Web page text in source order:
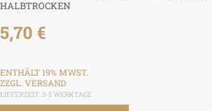
HALBTROCKEN
5,70 €
ENTHÄLT 19% MWST.
ZZGL. VERSAND
LIEFERZEIT: 3-5 WERKTAGE